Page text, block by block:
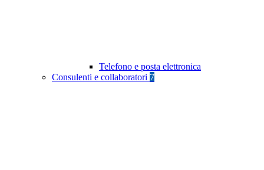
Telefono e posta elettronica
Consulenti e collaboratori 7